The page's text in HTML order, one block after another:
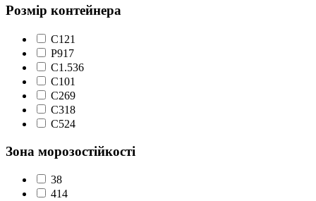
Розмір контейнера
C1 21
P917
С1.536
С101
С269
С318
С524
Зона морозостійкості
38
414